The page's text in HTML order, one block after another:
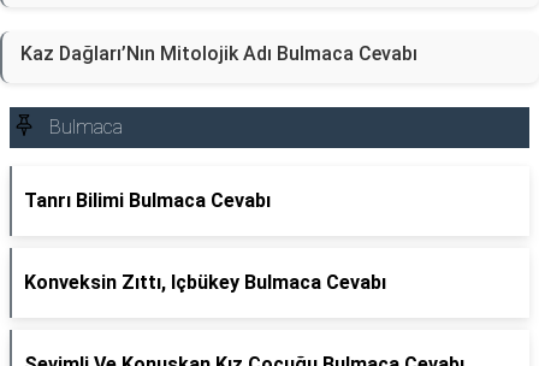
Kaz Dağları’Nın Mitolojik Adı Bulmaca Cevabı
Bulmaca
Tanrı Bilimi Bulmaca Cevabı
Konveksin Zıttı, Içbükey Bulmaca Cevabı